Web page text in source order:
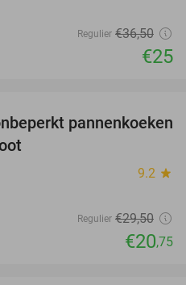
Regulier €36,50
€25
30%
pannenkoeken
9.2 star
Regulier €29,50
€20,75